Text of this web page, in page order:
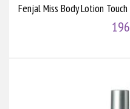
Fenjal Miss Body Lotion